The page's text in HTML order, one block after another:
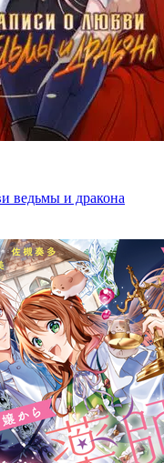
ведьмы и дракона